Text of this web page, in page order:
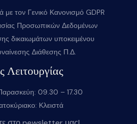
με τον Γενικό Κανονισμό GDPR
Προσωπικών Δεδομένων
δικαιωμάτων υποκειμένου
Διάθεσης Π.Δ.
Λειτουργίας
09.30 – 17.30
Κλειστά